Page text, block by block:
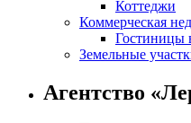
Коттеджи
Коммерческая
Гостиницы
Земельные
Агентство